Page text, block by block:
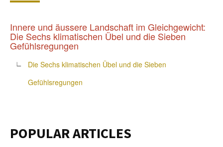
Innere und äussere Landschaft im Gleichgewicht:
Die Sechs klimatischen Übel und die Sieben
Gefühlsregungen
∟
Die Sechs klimatischen Übel und die Sieben
Gefühlsregungen
POPULAR ARTICLES